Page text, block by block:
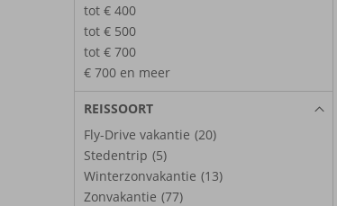
tot € 400
tot € 500
tot € 700
€ 700 en meer
REISSOORT
Fly-Drive vakantie (20)
Stedentrip (5)
Winterzonvakantie (13)
Zonvakantie (77)